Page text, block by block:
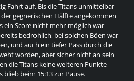
Fahrt auf. Bis die Titans unmittelbar
gegnerischen Hälfte angekommen
ein Score nicht mehr möglich war –
bedrohlich, bei solchen Böen war
und auch ein tiefer Pass durch die
worden, aber sicher nicht an sein
die Titans keine weiteren Punkte
beim 15:13 zur Pause.